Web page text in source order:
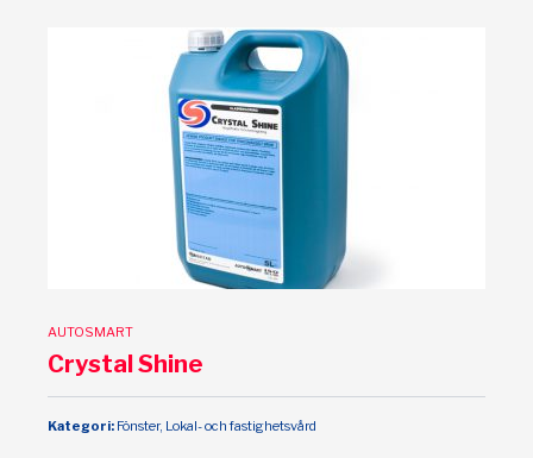
AUTOSMART
Crystal Shine
Kategori: Fönster, Lokal- och fastighetsvård